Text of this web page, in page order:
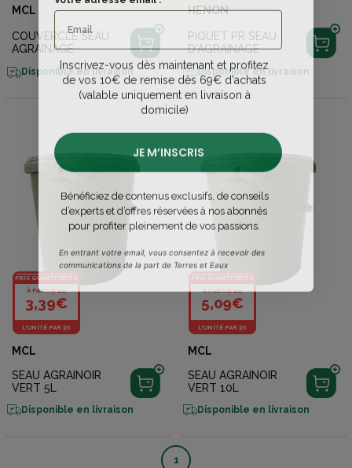
MCL
COUVERCLE SEAU
AGRAINAGE
Disponible en livraison
HENON
PIQUET PR SEAU
D'AGRAINAGE
Disponible en livraison
PRIX QUANTITATIFS
À PARTIR DE
3,39€
L'UNITÉ PAR 30
MCL
SEAU AGRAINOIR
VERT 5L
Disponible en livraison
PRIX QUANTITATIFS
À PARTIR DE
5,09€
L'UNITÉ PAR 30
MCL
SEAU AGRAINOIR
VERT 10L
Disponible en livraison
1
Inscrivez-vous dès maintenant et profitez
de vos 10€ de remise dès 69€ d'achats
(valable uniquement en livraison à
domicile)
JE M’INSCRIS
Bénéficiez de contenus exclusifs, de conseils
d’experts et d’offres réservées à nos abonnés
pour profiter pleinement de vos passions.
communications de la part de Terres et Eaux